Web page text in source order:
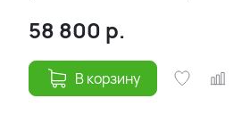
58 800 р.
В корзину